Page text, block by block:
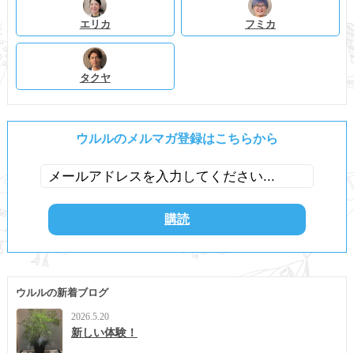
エリカ フミカ
タクヤ
ウルルのメルマガ登録はこちらから
ウルルの新着ブログ
2026.5.20
新しい体験！